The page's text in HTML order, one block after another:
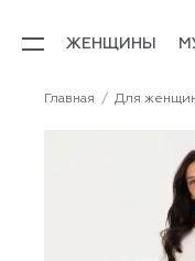
ЖЕНЩИНЫ
Главная Для